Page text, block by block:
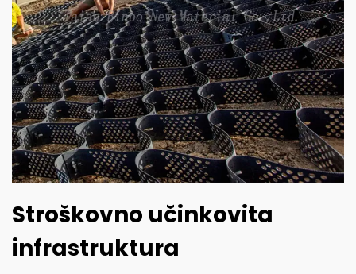
Stroškovno učinkovita
infrastruktura